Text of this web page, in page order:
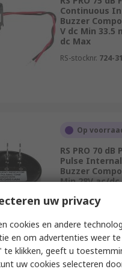
Continuous
Buzzer
V dc Min 33.5
dc Max
RS-stocknr. 724-
Op
RS PRO 70
Pulse
Buzzer
Min 28V ac/dc
RS-stocknr. 535-
uw privacy
cookies en andere
en om advertenties weer
te klikken, geeft u
uw cookies selecteren